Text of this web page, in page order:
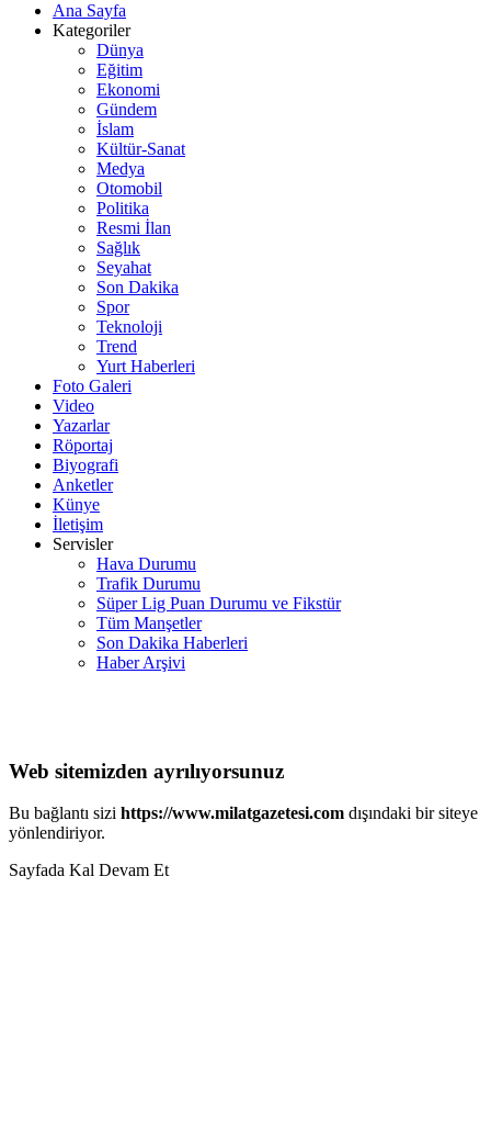
Ana Sayfa
Kategoriler
Dünya
Eğitim
Ekonomi
Gündem
İslam
Kültür-Sanat
Medya
Otomobil
Politika
Resmi İlan
Sağlık
Seyahat
Son Dakika
Spor
Teknoloji
Trend
Yurt Haberleri
Foto Galeri
Video
Yazarlar
Röportaj
Biyografi
Anketler
Künye
İletişim
Servisler
Hava Durumu
Trafik Durumu
Süper Lig Puan Durumu ve Fikstür
Tüm Manşetler
Son Dakika Haberleri
Haber Arşivi
Web sitemizden ayrılıyorsunuz
Bu bağlantı sizi https://www.milatgazetesi.com dışındaki bir siteye
yönlendiriyor.
Sayfada Kal Devam Et